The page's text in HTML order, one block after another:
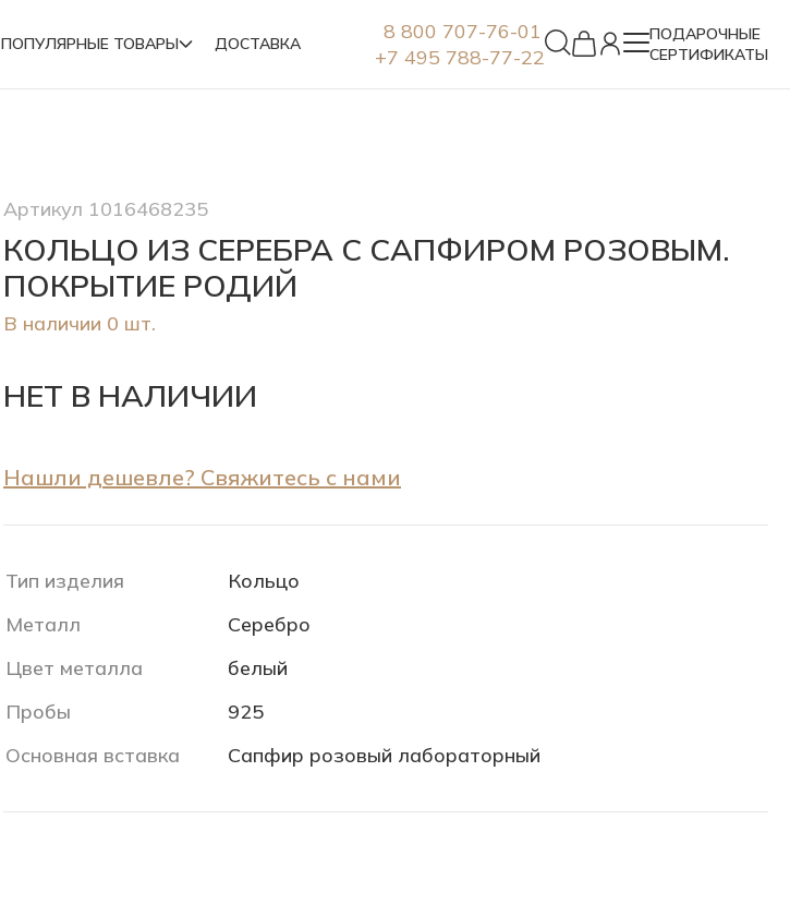
ПОПУЛЯРНЫЕ ТОВАРЫ ДОСТАВКА
8 800 707-76-01
+7 495 788-77-22
ПОДАРОЧНЫЕ
СЕРТИФИКАТЫ
Броши
Артикул 1016468235
КОЛЬЦО ИЗ СЕРЕБРА С САПФИРОМ РОЗОВЫМ.
ПОКРЫТИЕ РОДИЙ
В наличии 0 шт.
НЕТ В НАЛИЧИИ
Нашли дешевле? Свяжитесь с нами
Тип изделия
Кольцо
Металл
Серебро
Цвет металла
белый
Пробы
925
Основная вставка
Сапфир розовый лабораторный